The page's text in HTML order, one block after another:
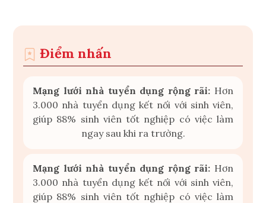
Điểm nhấn
Mạng lưới nhà tuyển dụng rộng rãi: Hơn
3.000 nhà tuyển dụng kết nối với sinh viên,
giúp 88% sinh viên tốt nghiệp có việc làm
ngay sau khi ra trường.
Mạng lưới nhà tuyển dụng rộng rãi: Hơn
3.000 nhà tuyển dụng kết nối với sinh viên,
giúp 88% sinh viên tốt nghiệp có việc làm